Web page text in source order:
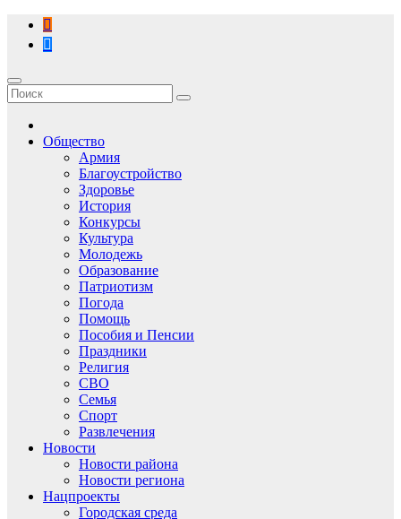
Перейти
содержимому
Общество
Армия
Благоустройство
Здоровье
История
Конкурсы
Культура
Молодежь
Образование
Патриотизм
Погода
Помощь
Пособия и Пенсии
Праздники
Религия
СВО
Семья
Спорт
Развлечения
Новости
Новости района
Новости региона
Нацпроекты
Городская среда